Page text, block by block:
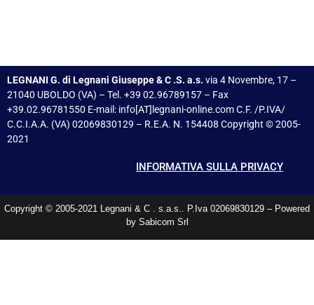
LEGNANI G. di Legnani Giuseppe & C .S. a.s. via 4 Novembre, 17 –
21040 UBOLDO (VA) – Tel. +39 02.96789157 – Fax
+39.02.96781550 E-mail: info[AT]legnani-online.com C.F. /P.IVA/
C.C.I.A.A. (VA) 02069830129 – R.E.A. N. 154408 Copyright © 2005-
2021
INFORMATIVA SULLA PRIVACY
Copyright © 2005-2021 Legnani & C . s.a.s.. P.Iva 02069830129 – Powered
by Sabicom Srl